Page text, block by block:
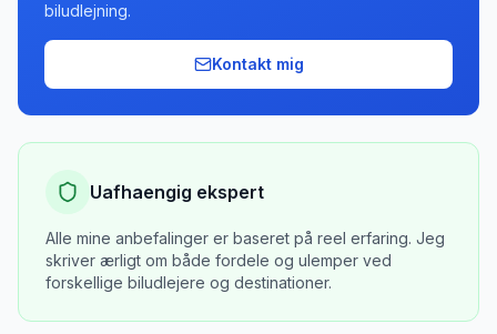
biludlejning.
Kontakt mig
Uafhaengig ekspert
Alle mine anbefalinger er baseret på reel erfaring. Jeg
skriver ærligt om både fordele og ulemper ved
forskellige biludlejere og destinationer.